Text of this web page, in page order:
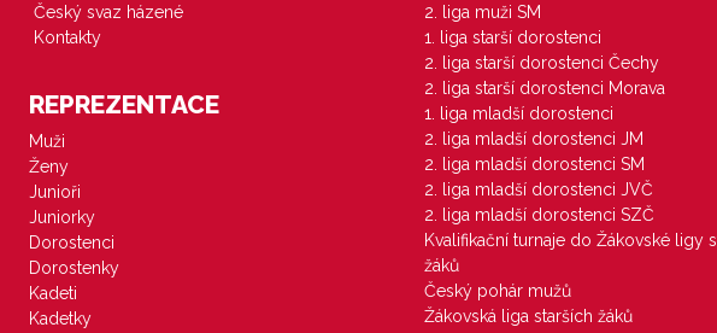
Český svaz házené
Kontakty
REPREZENTACE
Muži
Ženy
Junioři
Juniorky
Dorostenci
Dorostenky
Kadeti
Kadetky
2. liga muži SM
1. liga starší dorostenci
2. liga starší dorostenci Čechy
2. liga starší dorostenci Morava
1. liga mladší dorostenci
2. liga mladší dorostenci JM
2. liga mladší dorostenci SM
2. liga mladší dorostenci JVČ
2. liga mladší dorostenci SZČ
Kvalifikační turnaje do Žákovské ligy
žáků
Český pohár mužů
Žákovská liga starších žáků